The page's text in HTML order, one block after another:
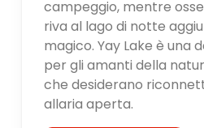
campeggio, mentre
riva al lago di notte
magico. Yay Lake è una
per gli amanti della
che desiderano
allaria aperta.